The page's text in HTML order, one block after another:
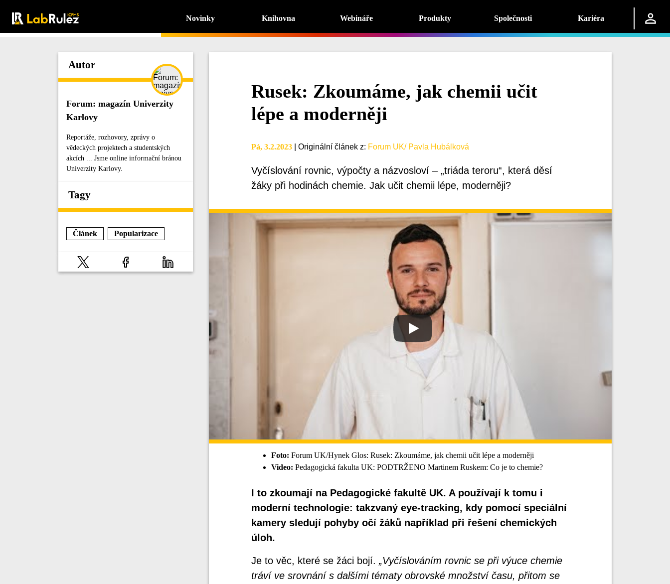
Novinky Knihovna Webináře Produkty Společnosti Kariéra
Autor
Forum: magazín Univerzity
Karlovy
Reportáže, rozhovory, zprávy o
vědeckých projektech a studentských
akcích ... Jsme online informační bránou
Univerzity Karlovy.
Tagy
Článek Popularizace
Rusek: Zkoumáme, jak chemii učit
lépe a moderněji
Pá, 3.2.2023 Originální článek z: Forum UK/ Pavla Hubálková
Vyčíslování rovnic, výpočty a názvosloví – „triáda teroru“, která děsí
žáky při hodinách chemie. Jak učit chemii lépe, moderněji?
Foto: Forum UK/Hynek Glos: Rusek: Zkoumáme, jak chemii učit lépe a moderněji
Video: Pedagogická fakulta UK: PODTRŽENO Martinem Ruskem: Co je to chemie?
I to zkoumají na Pedagogické fakultě UK. A používají k tomu i
moderní technologie: takzvaný eye-tracking, kdy pomocí speciální
kamery sledují pohyby očí žáků například při řešení chemických
úloh.
Je to věc, které se žáci bojí. „Vyčíslováním rovnic se při výuce chemie
tráví ve srovnání s dalšími tématy obrovské množství času, přitom se